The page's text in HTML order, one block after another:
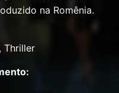
na Romênia.
Thriller